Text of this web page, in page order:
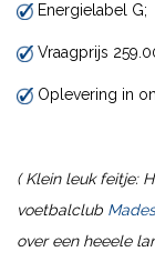
Energielabel G;
Vraagprijs
Oplevering in
( Klein leuk feitje:
voetbalclub
over een heeele